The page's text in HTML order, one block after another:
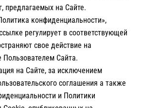
предлагаемых на Сайте.
конфиденциальности»,
регулирует в соответствующей
свое действие на
Пользователем Сайта.
на Сайте, за исключением
соглашения а также
и Политики